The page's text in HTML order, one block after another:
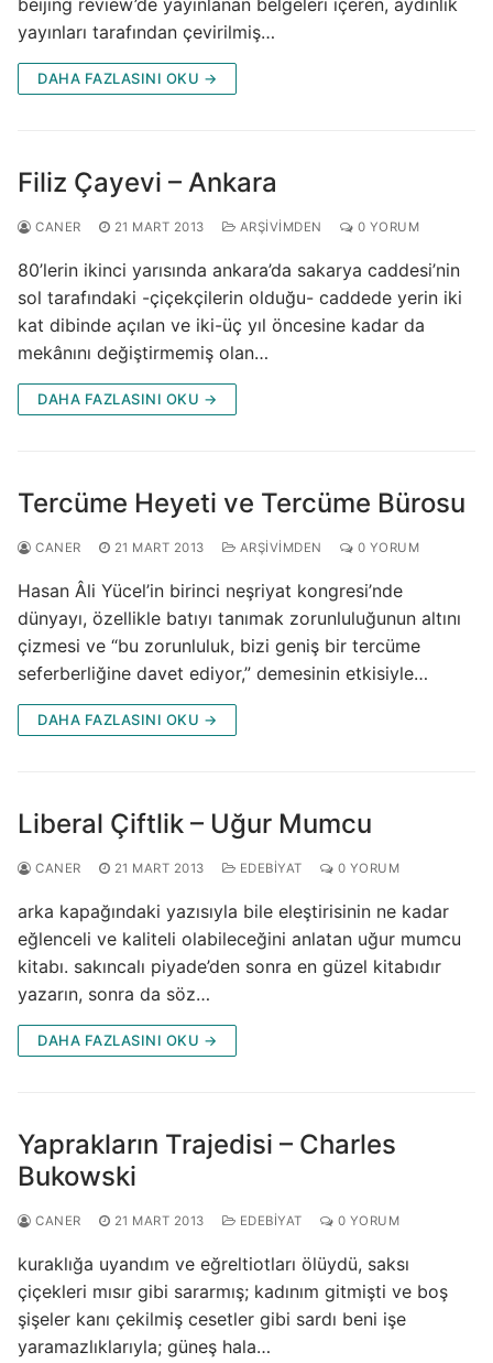
yayınları tarafından çevirilmiş…
DAHA FAZLASINI OKU →
Filiz Çayevi – Ankara
CANER 21 MART 2013 ARŞIVIMDEN 0 YORUM
80’lerin ikinci yarısında ankara’da sakarya caddesi’nin
sol tarafındaki -çiçekçilerin olduğu- caddede yerin iki
kat dibinde açılan ve iki-üç yıl öncesine kadar da
mekânını değiştirmemiş olan…
DAHA FAZLASINI OKU →
Tercüme Heyeti ve Tercüme Bürosu
CANER 21 MART 2013 ARŞIVIMDEN 0 YORUM
Hasan Âli Yücel’in birinci neşriyat kongresi’nde
dünyayı, özellikle batıyı tanımak zorunluluğunun altını
çizmesi ve “bu zorunluluk, bizi geniş bir tercüme
seferberliğine davet ediyor,” demesinin etkisiyle…
DAHA FAZLASINI OKU →
Liberal Çiftlik – Uğur Mumcu
CANER 21 MART 2013 EDEBIYAT 0 YORUM
arka kapağındaki yazısıyla bile eleştirisinin ne kadar
eğlenceli ve kaliteli olabileceğini anlatan uğur mumcu
kitabı. sakıncalı piyade’den sonra en güzel kitabıdır
yazarın, sonra da söz…
DAHA FAZLASINI OKU →
Yaprakların Trajedisi – Charles
Bukowski
CANER 21 MART 2013 EDEBIYAT 0 YORUM
kuraklığa uyandım ve eğreltiotları ölüydü, saksı
çiçekleri mısır gibi sararmış; kadınım gitmişti ve boş
şişeler kanı çekilmiş cesetler gibi sardı beni işe
yaramazlıklarıyla; güneş hala…